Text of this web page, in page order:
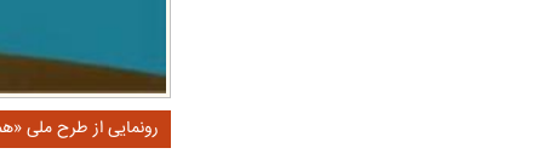
رونمایی از طرح ملی